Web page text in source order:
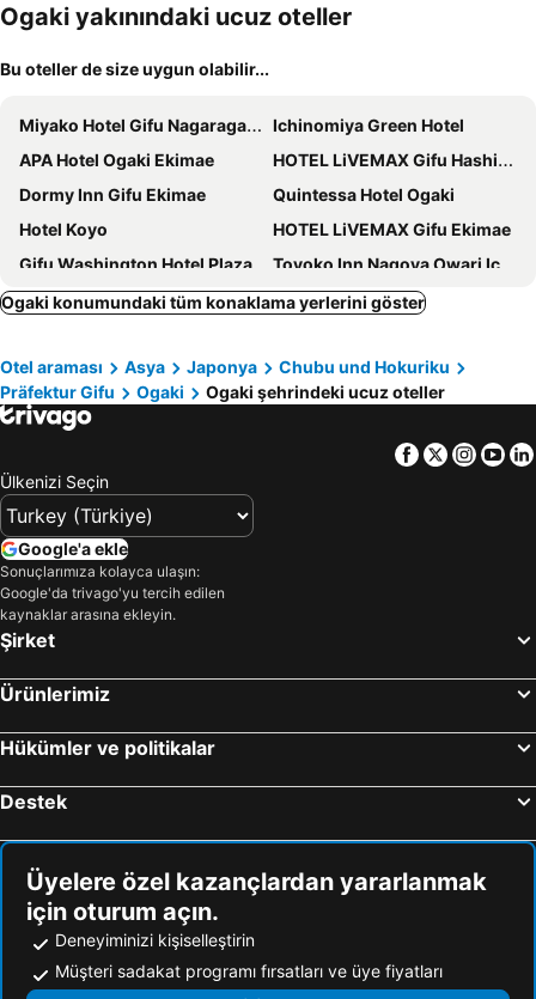
Ogaki yakınındaki ucuz oteller
Bu oteller de size uygun olabilir...
Miyako Hotel Gifu Nagaragawa
Ichinomiya Green Hotel
APA Hotel Ogaki Ekimae
HOTEL LiVEMAX Gifu Hashima Ekimae
Dormy Inn Gifu Ekimae
Quintessa Hotel Ogaki
Hotel Koyo
HOTEL LiVEMAX Gifu Ekimae
Gifu Washington Hotel Plaza
Toyoko Inn Nagoya Owari Ichinomiya Ekimae
Business Hotel Sakai
Ogaki konumundaki tüm konaklama yerlerini göster
Otel araması Asya Japonya
Chubu und Hokuriku
Präfektur Gifu
Ogaki Ogaki şehrindeki ucuz oteller
Facebook
Twitter
Ülkenizi Seçin
Google'a ekle
Sonuçlarımıza kolayca ulaşın:
Google'da trivago'yu tercih edilen
kaynaklar arasına ekleyin.
Şirket
Ürünlerimiz
Hükümler ve politikalar
Destek
Üyelere özel kazançlardan yararlanmak
için oturum açın.
Deneyiminizi kişiselleştirin
Müşteri sadakat programı fırsatları ve üye fiyatları